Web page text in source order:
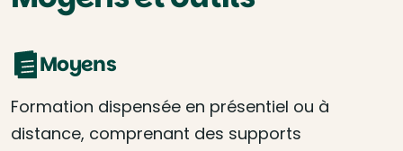
Moyens
Formation dispensée en présentiel ou à
distance, comprenant des supports